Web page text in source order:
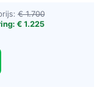
€ 1.700
€ 1.225